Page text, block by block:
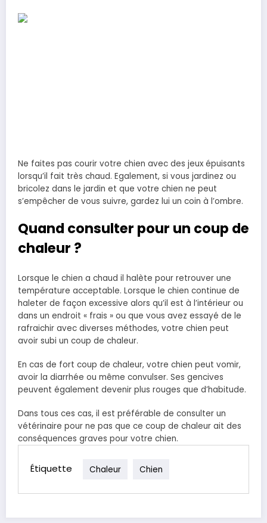
Ne faites pas courir votre chien avec des jeux épuisants
lorsqu’il fait très chaud. Egalement, si vous jardinez ou
bricolez dans le jardin et que votre chien ne peut
s’empêcher de vous suivre, gardez lui un coin à l’ombre.
Quand consulter pour un coup de
chaleur ?
Lorsque le chien a chaud il halète pour retrouver une
température acceptable. Lorsque le chien continue de
haleter de façon excessive alors qu’il est à l’intérieur ou
dans un endroit « frais » ou que vous avez essayé de le
rafraichir avec diverses méthodes, votre chien peut
avoir subi un coup de chaleur.
En cas de fort coup de chaleur, votre chien peut vomir,
avoir la diarrhée ou même convulser. Ses gencives
peuvent également devenir plus rouges que d’habitude.
Dans tous ces cas, il est préférable de consulter un
vétérinaire pour ne pas que ce coup de chaleur ait des
conséquences graves pour votre chien.
Étiquette Chaleur Chien